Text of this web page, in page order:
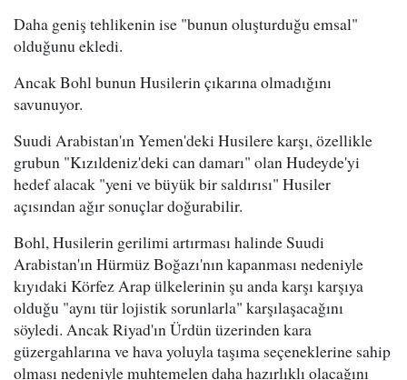
Daha geniş tehlikenin ise "bunun oluşturduğu emsal"
olduğunu ekledi.
Ancak Bohl bunun Husilerin çıkarına olmadığını
savunuyor.
Suudi Arabistan'ın Yemen'deki Husilere karşı, özellikle
grubun "Kızıldeniz'deki can damarı" olan Hudeyde'yi
hedef alacak "yeni ve büyük bir saldırısı" Husiler
açısından ağır sonuçlar doğurabilir.
Bohl, Husilerin gerilimi artırması halinde Suudi
Arabistan'ın Hürmüz Boğazı'nın kapanması nedeniyle
kıyıdaki Körfez Arap ülkelerinin şu anda karşı karşıya
olduğu "aynı tür lojistik sorunlarla" karşılaşacağını
söyledi. Ancak Riyad'ın Ürdün üzerinden kara
güzergahlarına ve hava yoluyla taşıma seçeneklerine sahip
olması nedeniyle muhtemelen daha hazırlıklı olacağını